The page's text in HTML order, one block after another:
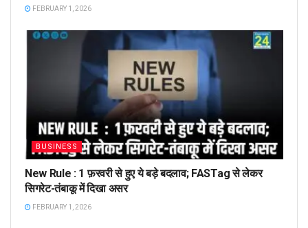
FEBRUARY 1, 2026
BUSINESS
New Rule : 1 फ़रवरी से हुए ये बड़े बदलाव; FASTag से लेकर
सिगरेट-तंबाकू में दिखा असर
FEBRUARY 1, 2026